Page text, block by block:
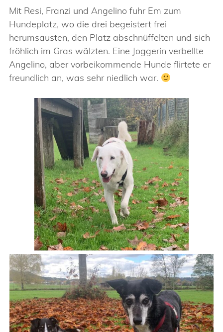
Mit Resi, Franzi und Angelino fuhr Em zum
Hundeplatz, wo die drei begeistert frei
herumsausten, den Platz abschnüffelten und sich
fröhlich im Gras wälzten. Eine Joggerin verbellte
Angelino, aber vorbeikommende Hunde flirtete er
freundlich an, was sehr niedlich war.